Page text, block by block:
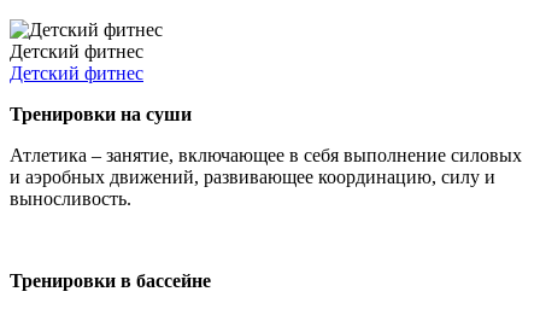
Детский фитнес
Детский фитнес
Тренировки на суши
Атлетика – занятие, включающее в себя выполнение силовых
и аэробных движений, развивающее координацию, силу и
выносливость.
Тренировки в бассейне